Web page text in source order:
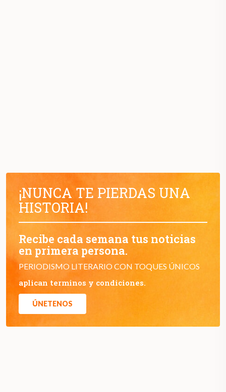
¡NUNCA TE PIERDAS UNA
HISTORIA!
Recibe cada semana tus noticias
en primera persona.
PERIODISMO LITERARIO CON TOQUES ÚNICOS
aplican terminos y condiciones.
ÚNETENOS